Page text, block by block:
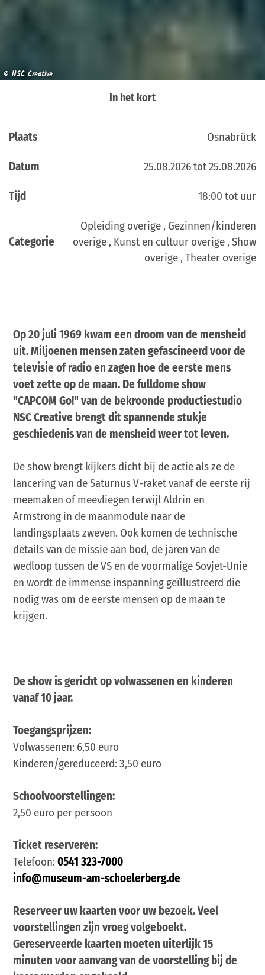
© NSC Creative
In het kort
Plaats Osnabrück
Datum 25.08.2026 tot 25.08.2026
Tijd 18:00 tot uur
Categorie
Opleiding overige , Gezinnen/kinderen
overige , Kunst en cultuur overige , Show
overige , Theater overige
Op 20 juli 1969 kwam een droom van de mensheid
uit. Miljoenen mensen zaten gefascineerd voor de
televisie of radio en zagen hoe de eerste mens
voet zette op de maan. De fulldome show
"CAPCOM Go!" van de bekroonde productiestudio
NSC Creative brengt dit spannende stukje
geschiedenis van de mensheid weer tot leven.
De show brengt kijkers dicht bij de actie als ze de
lancering van de Saturnus V-raket vanaf de eerste rij
meemaken of meevliegen terwijl Aldrin en
Armstrong in de maanmodule naar de
landingsplaats zweven. Ook komen de technische
details van de missie aan bod, de jaren van de
wedloop tussen de VS en de voormalige Sovjet-Unie
en wordt de immense inspanning geïllustreerd die
nodig was om de eerste mensen op de maan te
krijgen.
De show is gericht op volwassenen en kinderen
vanaf 10 jaar.
Toegangsprijzen:
Volwassenen: 6,50 euro
Kinderen/gereduceerd: 3,50 euro
Schoolvoorstellingen:
2,50 euro per persoon
Ticket reserveren:
Telefoon:0541 323-7000
info@museum-am-schoelerberg.de
Reserveer uw kaarten voor uw bezoek.Veel
voorstellingen zijn vroeg volgeboekt.
Gereserveerde kaarten moeten uiterlijk 15
minuten voor aanvang van de voorstelling bij de